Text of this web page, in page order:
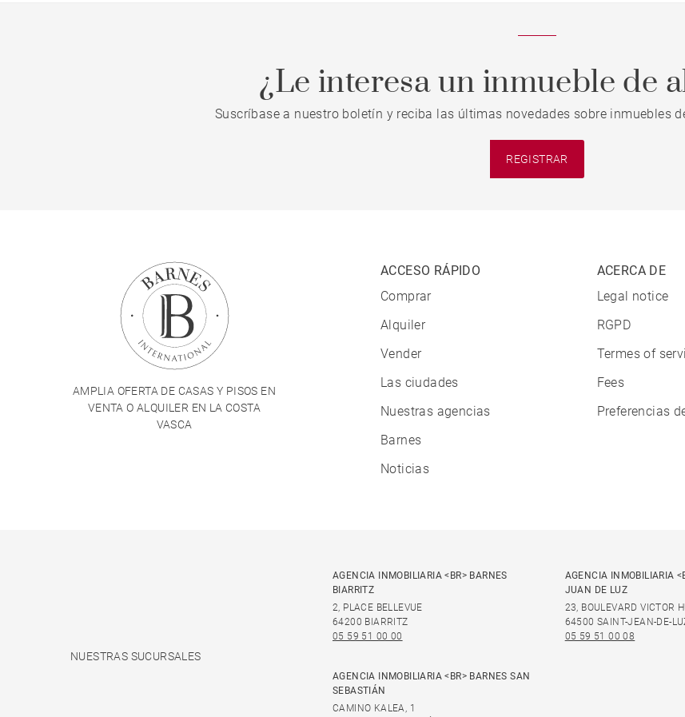
¿Le interesa un inmueble de
Suscríbase a nuestro boletín y reciba las últimas novedades sobre inmuebles
REGISTRAR
AMPLIA OFERTA DE CASAS Y PISOS EN
VENTA O ALQUILER EN LA COSTA
VASCA
ACCESO RÁPIDO
Comprar
Alquiler
Vender
Las ciudades
Nuestras agencias
Barnes
Noticias
ACERCA DE
Legal notice
RGPD
Termes of
Fees
Preferencias
NUESTRAS SUCURSALES
AGENCIA INMOBILIARIA <BR> BARNES
BIARRITZ
2, PLACE BELLEVUE
64200 BIARRITZ
05 59 51 00 00
AGENCIA INMOBILIARIA
JUAN DE LUZ
23, BOULEVARD VICTOR
64500 SAINT-JEAN-DE-
05 59 51 00 08
AGENCIA INMOBILIARIA <BR> BARNES SAN
SEBASTIÁN
CAMINO KALEA, 1